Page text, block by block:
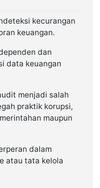
kecurangan
keuangan.
dan
data keuangan
menjadi salah
praktik korupsi,
maupun
dalam
atau tata kelola